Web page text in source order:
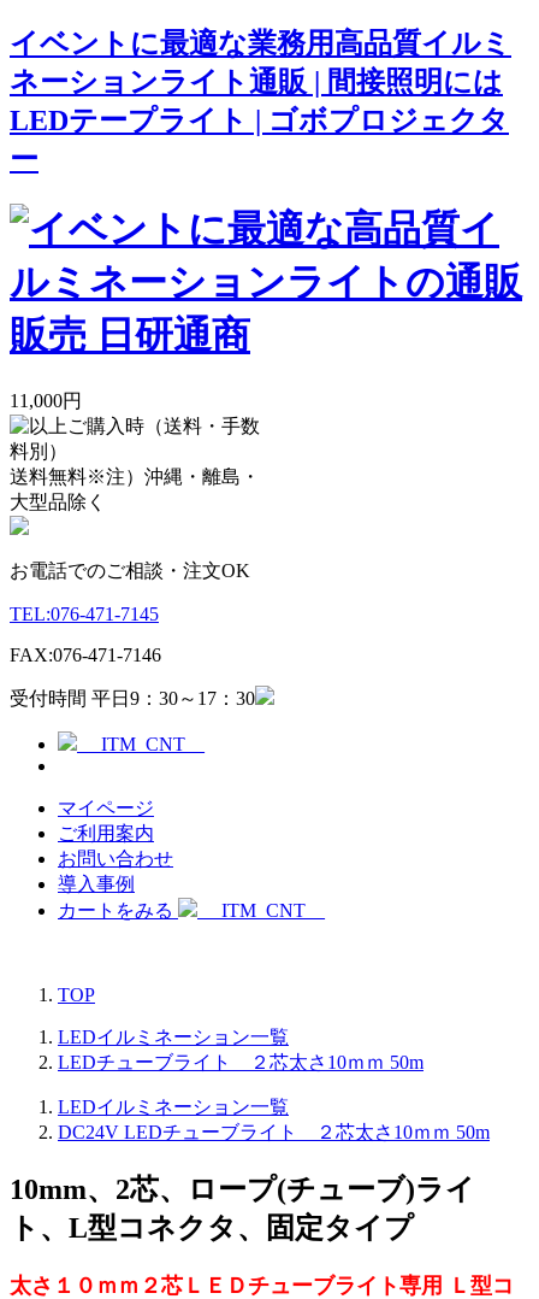
イベントに最適な業務用高品質イルミ
ネーションライト通販 | 間接照明には
LEDテープライト | ゴボプロジェクタ
ー
11,000円
送料無料※注）沖縄・離島・
大型品除く
お電話でのご相談・注文OK
TEL:076-471-7145
FAX:076-471-7146
受付時間 平日9：30～17：30
__ITM_CNT__
マイページ
ご利用案内
お問い合わせ
導入事例
カートをみる
__ITM_CNT__
TOP
LEDイルミネーション一覧
LEDチューブライト ２芯太さ10ｍｍ 50m
LEDイルミネーション一覧
DC24V LEDチューブライト ２芯太さ10ｍｍ 50m
10mm、2芯、ロープ(チューブ)ライ
ト、L型コネクタ、固定タイプ
太さ１０ｍｍ２芯ＬＥＤチューブライト専用 Ｌ型コ